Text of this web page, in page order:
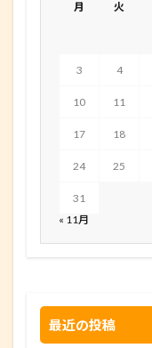
月 火
3 4
10 11
17 18
24 25
31
« 11月
最近の投稿